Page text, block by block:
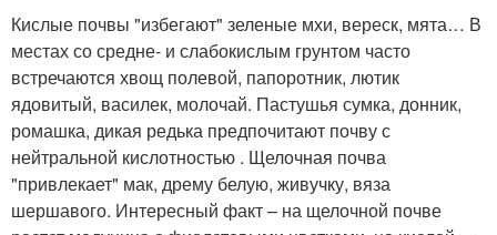
Кислые почвы "избегают" зеленые мхи, вереск, мята… В
местах со средне- и слабокислым грунтом часто
встречаются хвощ полевой, папоротник, лютик
ядовитый, василек, молочай. Пастушья сумка, донник,
ромашка, дикая редька предпочитают почву с
нейтральной кислотностью . Щелочная почва
"привлекает" мак, дрему белую, живучку, вяза
шершавого. Интересный факт – на щелочной почве